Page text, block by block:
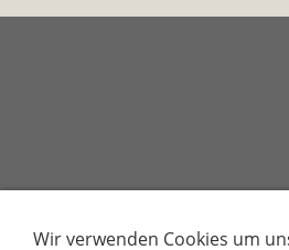
Wir verwenden Cookies um